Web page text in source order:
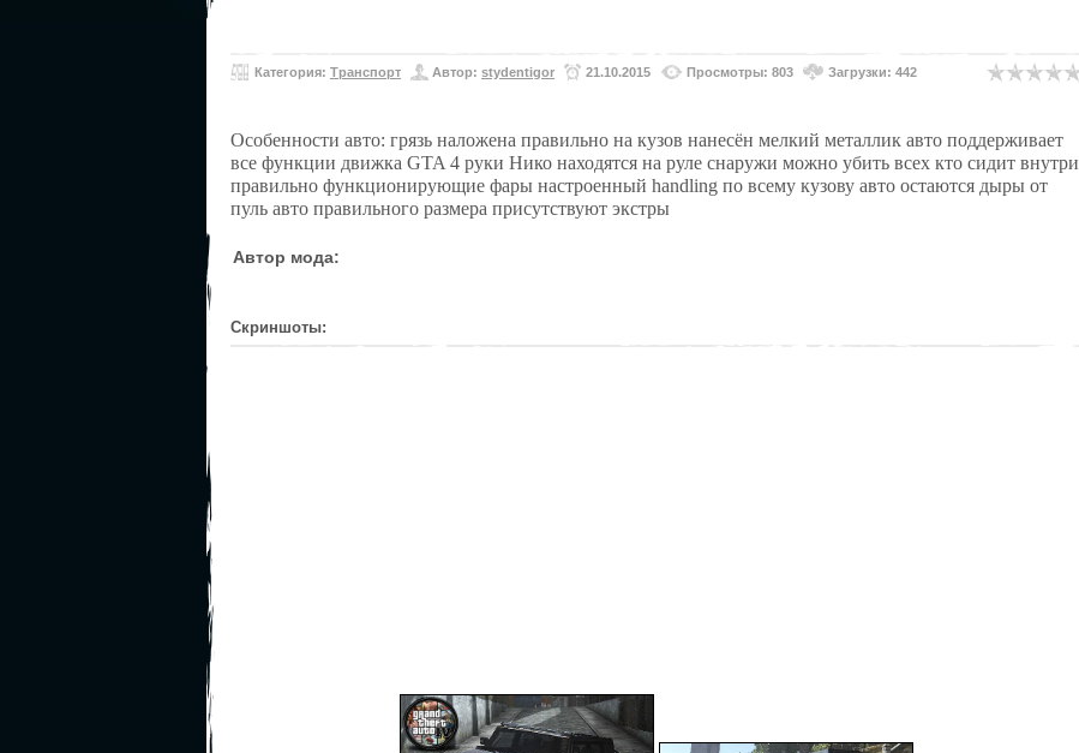
Категория: Транспорт Автор: stydentigor 21.10.2015 Просмотры: 803 Загрузки: 442
Особенности авто: ­грязь наложена правильно ­на кузов нанесён мелкий металлик ­авто поддерживает
все функции движка GTA 4 ­руки Нико находятся на руле ­снаружи можно убить всех кто сидит внутри
­правильно функционирующие фары ­настроенный handling ­по всему кузову авто остаются дыры от
пуль ­авто правильного размера ­присутствуют экстры
Автор мода:
Скриншоты: